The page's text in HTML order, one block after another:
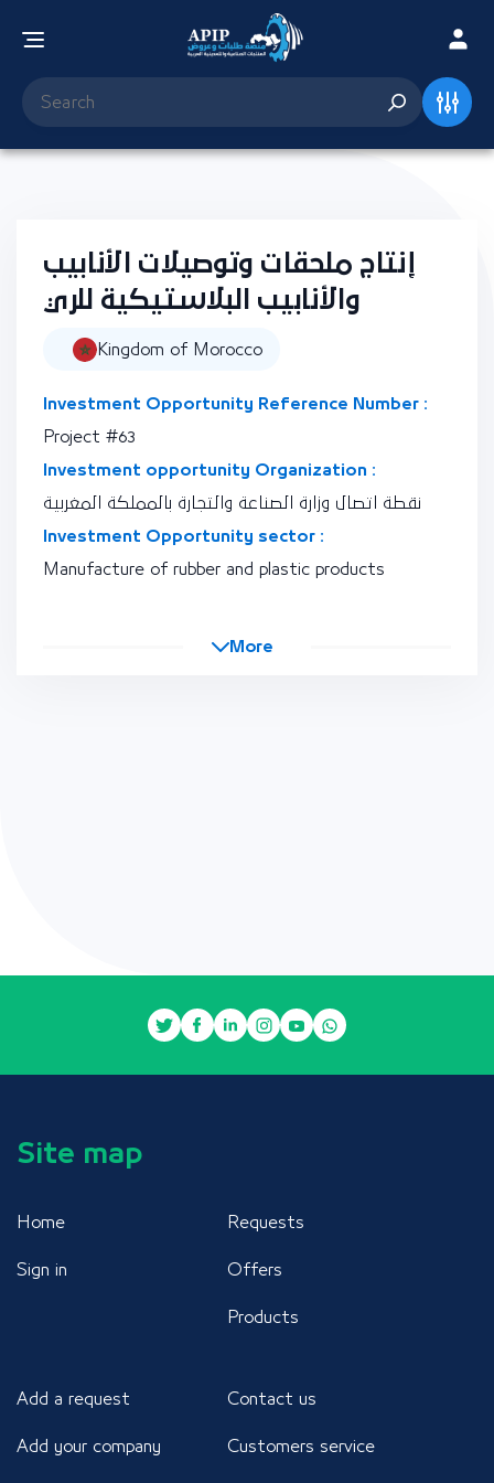
إنتاج ملحقات وتوصيلات الأنابيب
والأنابيب البلاستيكية للري
Kingdom of Morocco
Investment Opportunity Reference Number :
Project #63
Investment opportunity Organization :
نقطة اتصال وزارة الصناعة والتجارة بالمملكة المغربية
Investment Opportunity sector :
Manufacture of rubber and plastic products
More
Site map
Home
Sign in
Requests
Offers
Products
Add a request
Add your company
Contact us
Customers service